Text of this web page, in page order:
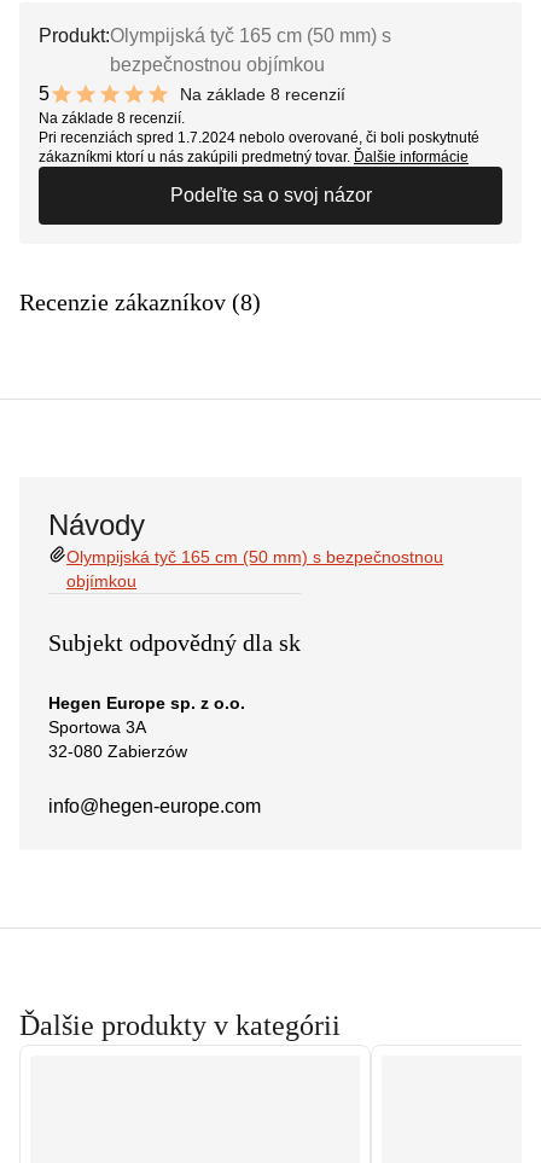
Produkt:Olympijská tyč 165 cm (50 mm) s
bezpečnostnou objímkou
5
10 out of 10 stars
Na základe 8 recenzií
Na základe 8 recenzií.
Pri recenziách spred 1.7.2024 nebolo overované, či boli poskytnuté
zákazníkmi ktorí u nás zakúpili predmetný tovar. Ďalšie informácie
Podeľte sa o svoj názor
Recenzie zákazníkov (8)
Návody
Olympijská tyč 165 cm (50 mm) s bezpečnostnou
objímkou
Subjekt odpovědný dla sk
Hegen Europe sp. z o.o.
Sportowa 3A
32-080 Zabierzów
info@hegen-europe.com
Ďalšie produkty v kategórii